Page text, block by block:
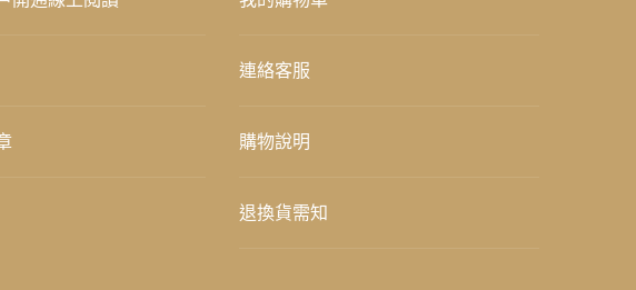
連絡客服
購物說明
退換貨需知